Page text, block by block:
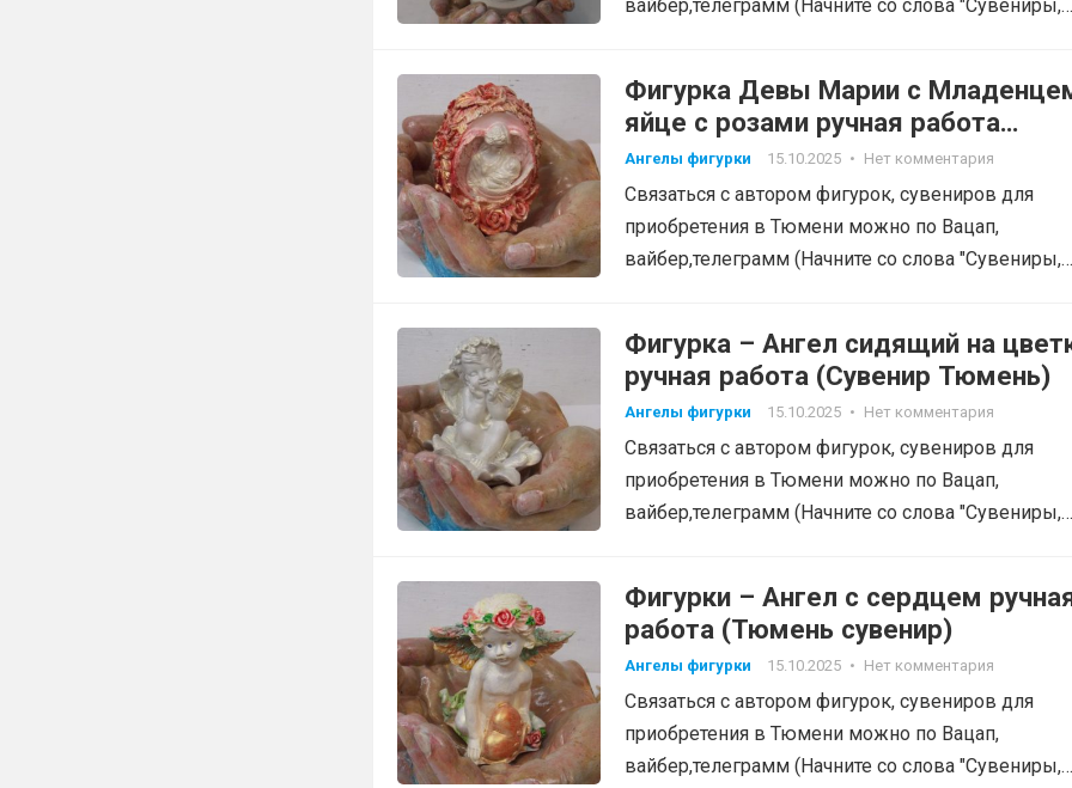
вайбер,телеграмм (Начните со слова "Сувениры,
Фигурка Девы Марии с
яйце с розами ручная работа
(Сувенир Тюмень
Ангелы фигурки 15.10.2025 • Нет комментария
Связаться с автором фигурок, сувениров для
приобретения в Тюмени можно по Вацап,
вайбер,телеграмм (Начните со слова "Сувениры,
Фигурка – Ангел сидящий на
ручная работа (Сувенир Тюмень)
Ангелы фигурки 15.10.2025 • Нет комментария
Связаться с автором фигурок, сувениров для
приобретения в Тюмени можно по Вацап,
вайбер,телеграмм (Начните со слова "Сувениры,
Фигурки – Ангел с сердцем
работа (Тюмень сувенир)
Ангелы фигурки 15.10.2025 • Нет комментария
Связаться с автором фигурок, сувениров для
приобретения в Тюмени можно по Вацап,
вайбер,телеграмм (Начните со слова "Сувениры,